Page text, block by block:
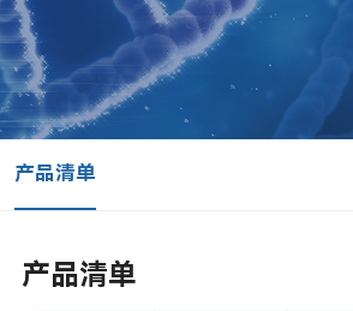
产品清单
产品清单